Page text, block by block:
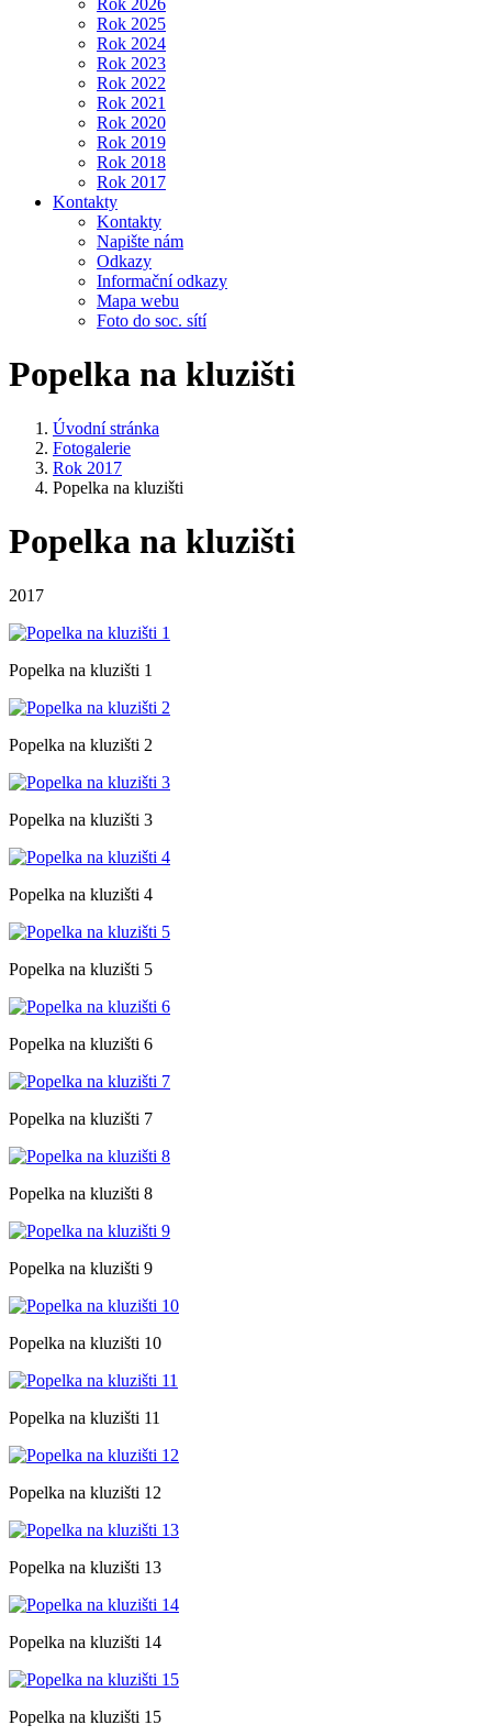
Rok 2026
Rok 2025
Rok 2024
Rok 2023
Rok 2022
Rok 2021
Rok 2020
Rok 2019
Rok 2018
Rok 2017
Kontakty
Kontakty
Napište nám
Odkazy
Informační odkazy
Mapa webu
Foto do soc. sítí
Popelka na kluzišti
Úvodní stránka
Fotogalerie
Rok 2017
Popelka na kluzišti
Popelka na kluzišti
2017
Popelka na kluzišti 1
Popelka na kluzišti 2
Popelka na kluzišti 3
Popelka na kluzišti 4
Popelka na kluzišti 5
Popelka na kluzišti 6
Popelka na kluzišti 7
Popelka na kluzišti 8
Popelka na kluzišti 9
Popelka na kluzišti 10
Popelka na kluzišti 11
Popelka na kluzišti 12
Popelka na kluzišti 13
Popelka na kluzišti 14
Popelka na kluzišti 15